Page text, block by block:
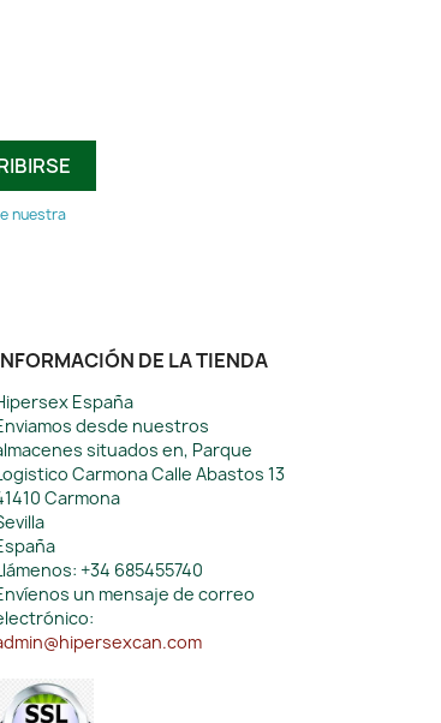
nuestra
DE LA TIENDA
España
desde nuestros
situados en, Parque
Carmona Calle Abastos 13
Carmona
+34 685455740
un mensaje de correo